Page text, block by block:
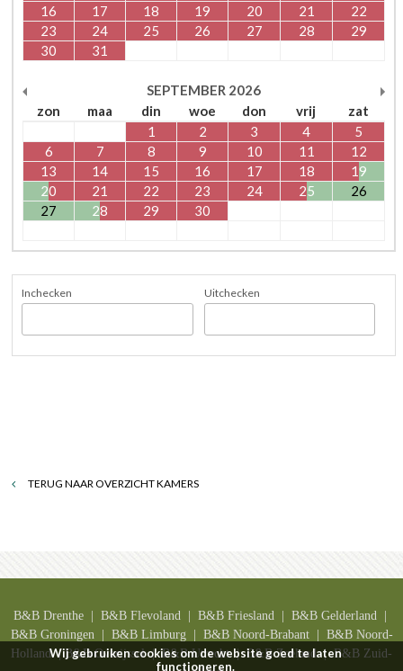
16
17 18 19 20 21
22
23
24 25 26 27 28
29
30
31
SEPTEMBER 2026
zon
maa din woe don vrij
zat
1
2 3 4
5
6
7 8 9 10 11
12
13
14 15 16 17 18
19
20
21 22 23 24 25
26
27
28 29 30
Inchecken Uitchecken
TERUG NAAR OVERZICHT KAMERS
B&B Drenthe| B&B Flevoland | B&B Friesland | B&B Gelderland |
B&B Groningen | B&B Limburg | B&B Noord-Brabant| B&B Noord-
Holland| B&B Overijssel| B&B Utrecht| B&BZeeland| B&B Zuid-
Wij gebruiken cookies om de website goed te laten
functioneren.